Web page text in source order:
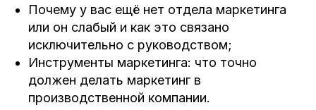
Почему у вас ещё нет отдела маркетинга
или он слабый и как это связано
исключительно с руководством;
Инструменты маркетинга: что точно
должен делать маркетинг в
производственной компании.